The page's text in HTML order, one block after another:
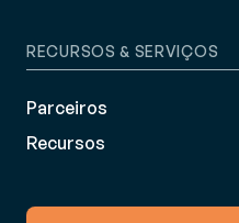
RECURSOS & SERVIÇOS
Parceiros
Recursos